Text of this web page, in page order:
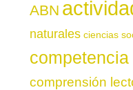
ABN
naturales ciencias
comprensión